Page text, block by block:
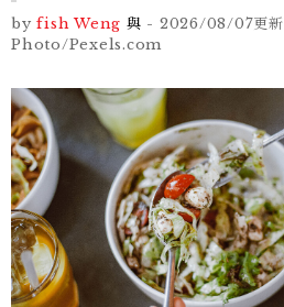
by fish Weng 與 - 2026/08/07更新
Photo/Pexels.com